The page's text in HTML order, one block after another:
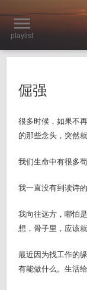
playlist
倔强
很多时候，如果不
的那些念头，突然
我们生命中有很多
我一直没有到读诗
我向往远方，哪怕
想，骨子里，应该
最近因为找工作的
有能做什么。生活